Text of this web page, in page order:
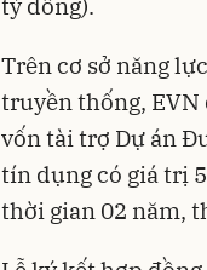
tỷ đồng).
Trên cơ sở năng
truyền thống, EVN
vốn tài trợ Dự án
tín dụng có giá trị
thời gian 02 năm,